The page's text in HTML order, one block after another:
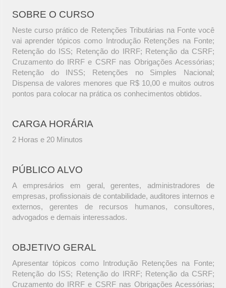
SOBRE O CURSO
Neste curso prático de Retenções Tributárias na Fonte você
vai aprender tópicos como Introdução Retenções na Fonte;
Retenção do ISS; Retenção do IRRF; Retenção da CSRF;
Cruzamento do IRRF e CSRF nas Obrigações Acessórias;
Retenção do INSS; Retenções no Simples Nacional;
Dispensa de valores menores que R$ 10,00 e muitos outros
pontos para colocar na prática os conhecimentos obtidos.
CARGA HORÁRIA
2 Horas e 20 Minutos
PÚBLICO ALVO
A empresários em geral, gerentes, administradores de
empresas, profissionais de contabilidade, auditores internos e
externos, gerentes de recursos humanos, consultores,
advogados e demais interessados.
OBJETIVO GERAL
Apresentar tópicos como Introdução Retenções na Fonte;
Retenção do ISS; Retenção do IRRF; Retenção da CSRF;
Cruzamento do IRRF e CSRF nas Obrigações Acessórias;